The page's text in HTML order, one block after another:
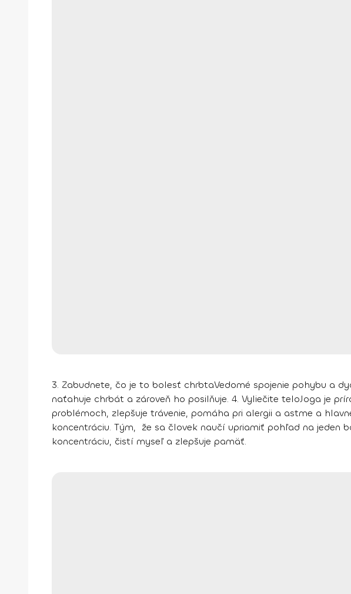
3. Zabudnete, čo je to bolesť chrbtaVedomé spojenie pohybu a
naťahuje chrbát a zároveň ho posilňuje. 4. Vyliečite teloJoga je
problémoch, zlepšuje trávenie, pomáha pri alergii a astme a
koncentráciu. Tým, že sa človek naučí upriamiť pohľad na jeden
koncentráciu, čistí myseľ a zlepšuje pamäť.